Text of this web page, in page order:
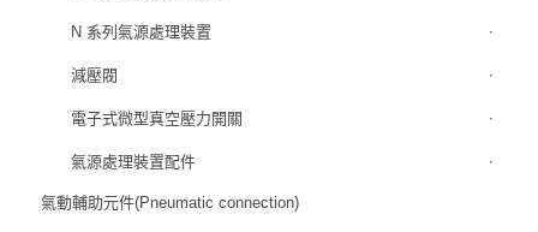
N 系列氣源處理裝置
減壓閥
電子式微型真空壓力開關
氣源處理裝置配件
氣動輔助元件(Pneumatic connection)